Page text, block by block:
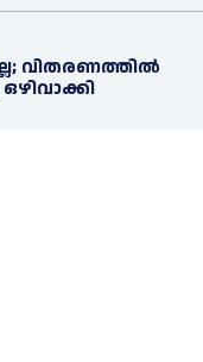
വിതരണത്തിൽ